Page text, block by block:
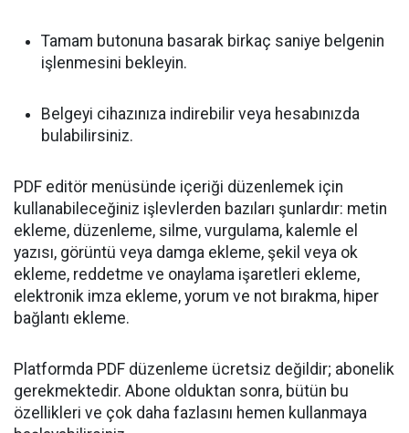
Tamam butonuna basarak birkaç saniye belgenin
işlenmesini bekleyin.
Belgeyi cihazınıza indirebilir veya hesabınızda
bulabilirsiniz.
PDF editör menüsünde içeriği düzenlemek için
kullanabileceğiniz işlevlerden bazıları şunlardır: metin
ekleme, düzenleme, silme, vurgulama, kalemle el
yazısı, görüntü veya damga ekleme, şekil veya ok
ekleme, reddetme ve onaylama işaretleri ekleme,
elektronik imza ekleme, yorum ve not bırakma, hiper
bağlantı ekleme.
Platformda PDF düzenleme ücretsiz değildir; abonelik
gerekmektedir. Abone olduktan sonra, bütün bu
özellikleri ve çok daha fazlasını hemen kullanmaya